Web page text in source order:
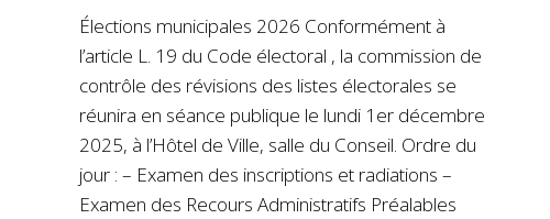
Élections municipales 2026 Conformément à
l’article L. 19 du Code électoral , la commission de
contrôle des révisions des listes électorales se
réunira en séance publique le lundi 1er décembre
2025, à l’Hôtel de Ville, salle du Conseil. Ordre du
jour : – Examen des inscriptions et radiations –
Examen des Recours Administratifs Préalables